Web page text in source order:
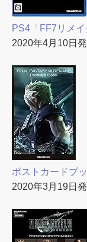
PS4「FF7リメイ
2020年4月10日
ポストカードブ
2020年3月19日